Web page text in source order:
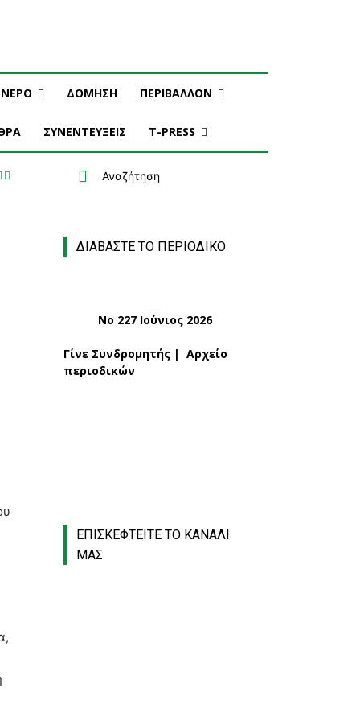
ΝΕΡΟ ΔΟΜΗΣΗ ΠΕΡΙΒΑΛΛΟΝ
ΣΥΝΕΝΤΕΥΞΕΙΣ T-PRESS
Αναζήτηση
ΔΙΑΒΑΣΤΕ ΤΟ ΠΕΡΙΟΔΙΚΟ
Νο 227 Ιούνιος 2026
Γίνε Συνδρομητής | Αρχείο
περιοδικών
ΕΠΙΣΚΕΦΤΕΙΤΕ ΤΟ ΚΑΝΑΛΙ
ΜΑΣ